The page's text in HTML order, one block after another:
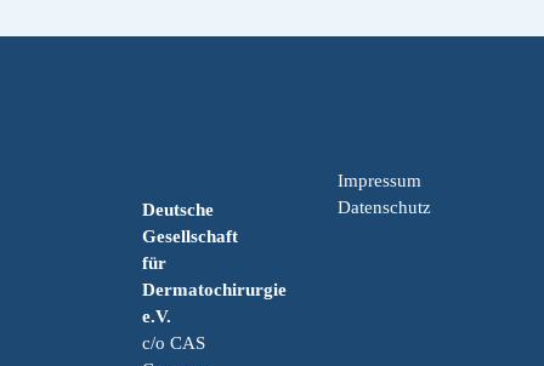
Deutsche
Gesellschaft
für
Dermatochirurgie
e.V.
c/o CAS
Impressum
Datenschutz